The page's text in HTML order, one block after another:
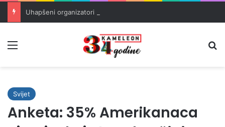
Svijet
Anketa: 35% Amerikanaca